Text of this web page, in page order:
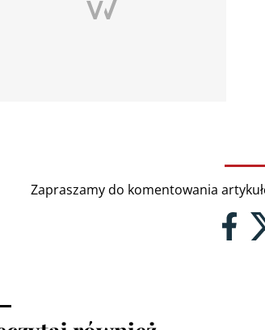
Zapraszamy do komentowania